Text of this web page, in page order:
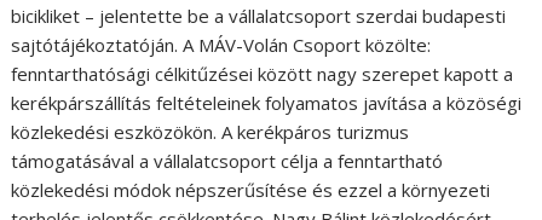
bicikliket – jelentette be a vállalatcsoport szerdai budapesti
sajtótájékoztatóján. A MÁV-Volán Csoport közölte:
fenntarthatósági célkitűzései között nagy szerepet kapott a
kerékpárszállítás feltételeinek folyamatos javítása a közöségi
közlekedési eszközökön. A kerékpáros turizmus
támogatásával a vállalatcsoport célja a fenntartható
közlekedési módok népszerűsítése és ezzel a környezeti